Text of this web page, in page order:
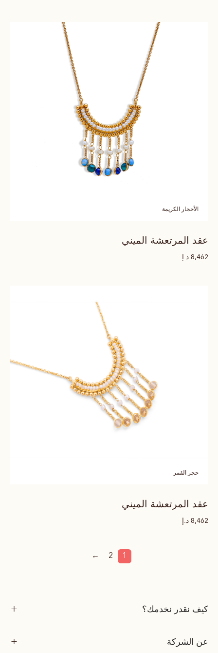
الأحجار الكريمة
عقد المرتعشة الميني
8,462 د.إ
حجر القمر
عقد المرتعشة الميني
8,462 د.إ
1
2
←
كيف نقدر نخدمك؟
عن الشركة